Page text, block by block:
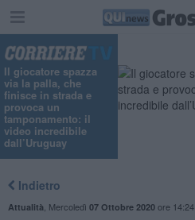
Il giocatore spazza
via la palla, che
finisce in strada e
provoca un
tamponamento: il
video incredibile
dall’Uruguay
Indietro
Attualità Mercoledì 07 Ottobre 2020ore 14:24